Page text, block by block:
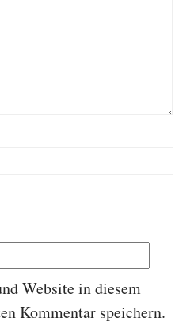
Website in diesem
Kommentar speichern.